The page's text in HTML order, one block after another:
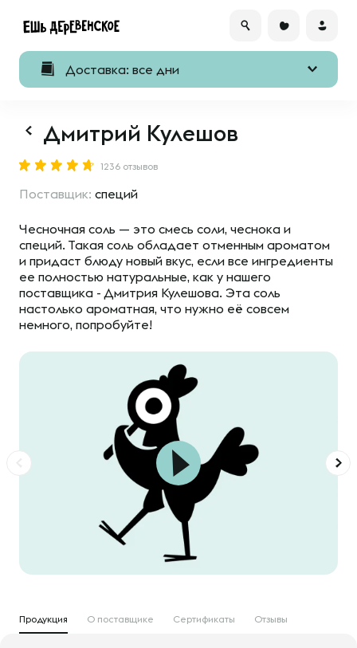
Доставка: все дни
Дмитрий Кулешов
1236 отзывов
Поставщик: специй
Чесночная соль — это смесь соли, чеснока и
специй. Такая соль обладает отменным ароматом
и придаст блюду новый вкус, если все ингредиенты
ее полностью натуральные, как у нашего
поставщика - Дмитрия Кулешова. Эта соль
настолько ароматная, что нужно её совсем
немного, попробуйте!
Продукция О поставщике Сертификаты Отзывы